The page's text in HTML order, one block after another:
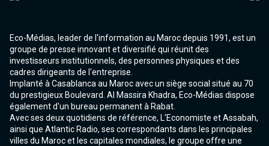
Tan-Tan 95.2
Tafraout 104.9
Eco-Médias, leader de l'information au Maroc depuis 1991, est un
groupe de presse innovant et diversifié qui réunit des
investisseurs institutionnels, des personnes physiques et des
cadres dirigeants de l'entreprise.
Implanté à Casablanca au Maroc avec un siège social situé au 70
du prestigieux Boulevard. Al Massira Khadra, Eco-Médias dispose
également d'un bureau permanent à Rabat.
Avec ses deux quotidiens de référence, L'Economiste et Assabah,
ainsi que Atlantic Radio, ses correspondants dans les principales
villes du Maroc et les capitales mondiales, le groupe offre une